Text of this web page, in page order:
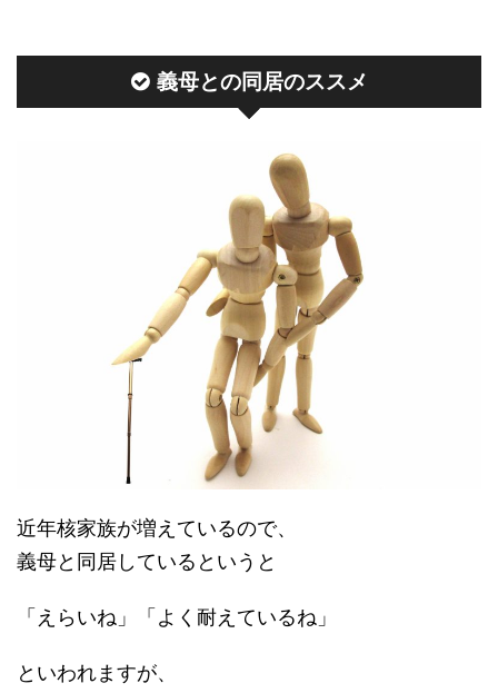
義母との同居のススメ
近年核家族が増えているので、
義母と同居しているというと
「えらいね」「よく耐えているね」
といわれますが、